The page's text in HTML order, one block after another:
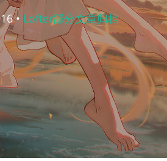
• Lofter部分文章归档